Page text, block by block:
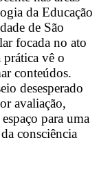
da Educação
de São
focada no ato
prática vê o
conteúdos.
desesperado
avaliação,
para uma
consciência